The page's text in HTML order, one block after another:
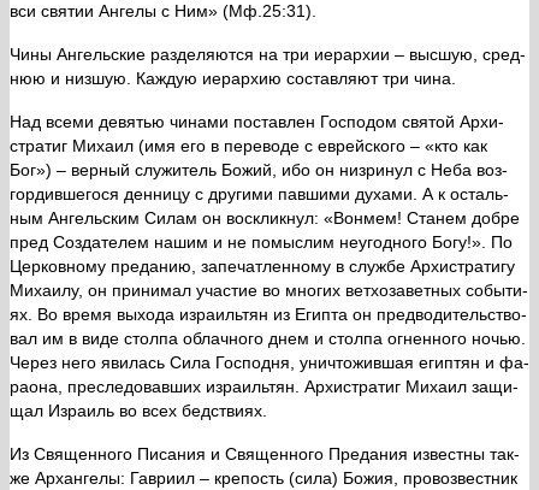
вси свя­тии Ан­ге­лы с Ним» (Мф.25:31).
Чи­ны Ан­гель­ские раз­де­ля­ют­ся на три иерар­хии – выс­шую, сред­
нюю и низ­шую. Каж­дую иерар­хию со­став­ля­ют три чи­на.
Над все­ми де­вя­тью чи­на­ми по­став­лен Гос­по­дом свя­той Ар­хи­
стра­тиг Ми­ха­ил (имя его в пе­ре­во­де с ев­рей­ско­го – «кто как
Бог») – вер­ный слу­жи­тель Бо­жий, ибо он низ­ри­нул с Неба воз­
гор­див­ше­го­ся ден­ни­цу с дру­ги­ми пав­ши­ми ду­ха­ми. А к осталь­
ным Ан­гель­ским Си­лам он вос­клик­нул: «Вон­мем! Ста­нем доб­ре
пред Со­зда­те­лем на­шим и не по­мыс­лим неугод­но­го Бо­гу!». По
Цер­ков­но­му пре­да­нию, за­пе­чат­лен­но­му в служ­бе Ар­хи­стра­ти­гу
Ми­ха­и­лу, он при­ни­мал уча­стие во мно­гих вет­хо­за­вет­ных со­бы­ти­
ях. Во вре­мя вы­хо­да из­ра­иль­тян из Егип­та он пред­во­ди­тель­ство­
вал им в ви­де стол­па об­лач­но­го днем и стол­па ог­нен­но­го но­чью.
Через него яви­лась Си­ла Гос­под­ня, уни­что­жив­шая егип­тян и фа­
ра­о­на, пре­сле­до­вав­ших из­ра­иль­тян. Ар­хи­стра­тиг Ми­ха­ил за­щи­
щал Из­ра­иль во всех бед­стви­ях.
Из Свя­щен­но­го Пи­са­ния и Свя­щен­но­го Пре­да­ния из­вест­ны так­
же Ар­хан­ге­лы: Гав­ри­ил – кре­пость (си­ла) Бо­жия, про­воз­вест­ник